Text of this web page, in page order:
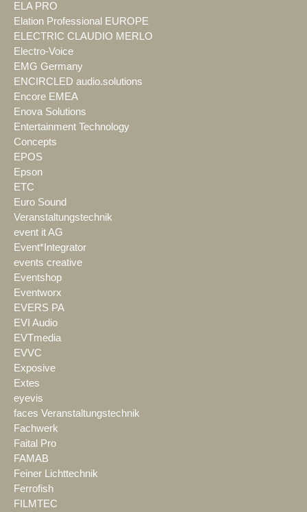
ELA PRO
Elation Professional EUROPE
ELECTRIC CLAUDIO MERLO
Electro-Voice
EMG Germany
ENCIRCLED audio.solutions
Encore EMEA
Enova Solutions
Entertainment Technology
Concepts
EPOS
Epson
ETC
Euro Sound
Veranstaltungstechnik
event it AG
Event*Integrator
events creative
Eventshop
Eventworx
EVERS PA
EVI Audio
EVTmedia
EVVC
Exposive
Extes
eyevis
faces Veranstaltungstechnik
Fachwerk
Faital Pro
FAMAB
Feiner Lichttechnik
Ferrofish
FILMTEC